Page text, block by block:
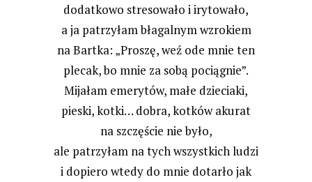
dodatkowo stresowało i irytowało,
a ja patrzyłam błagalnym wzrokiem
na Bartka: „Proszę, weź ode mnie ten
plecak, bo mnie za sobą pociągnie”.
Mijałam emerytów, małe dzieciaki,
pieski, kotki… dobra, kotków akurat
na szczęście nie było,
ale patrzyłam na tych wszystkich ludzi
i dopiero wtedy do mnie dotarło jak